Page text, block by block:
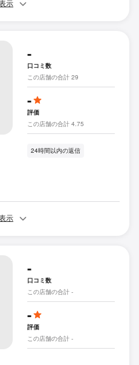
示
-
口コミ数
この店舗の合計 29
-
評価
この店舗の合計 4.75
24時間以内の返信
示
-
口コミ数
この店舗の合計 -
-
評価
この店舗の合計 -